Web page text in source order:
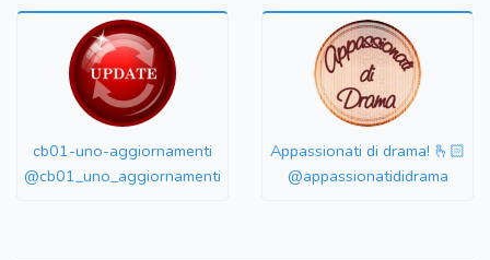
cb01-uno-aggiornamenti
@cb01_uno_aggiornamenti
Appassionati di drama! 🫰🏻
@appassionatididrama